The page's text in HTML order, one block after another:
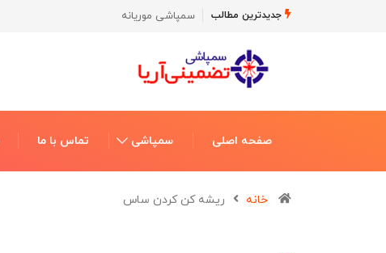
جدیدترین مطالب سمپاشی موریانه
صفحه اصلی سمپاشی تماس با ما
خانه ریشه کن کردن ساس